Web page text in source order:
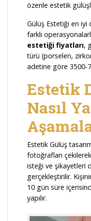
özenle estetik
Gülüş Estetiği en
farklı
estetiği fiyatları,
türü (porselen,
adetine göre 3500-
Estetik
Nasıl
Estetik Gülüş
fotoğrafları
isteği ve şikayetleri
gerçekleştirilir.
10 gün süre
yapılır.